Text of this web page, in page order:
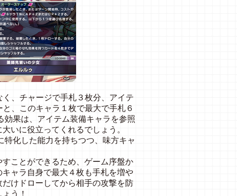
、チャージで手札３枚分、アイテ
、このキャラ１枚で最大で手札６
果は、アイテム装備キャラを参照
いに役立ってくれるでしょう。
特化した能力を持ちつつ、味方キャ
ことができるため、ゲーム序盤か
ャラ自身で最大４枚も手札を増や
けドローしてから相手の攻撃を防
う！